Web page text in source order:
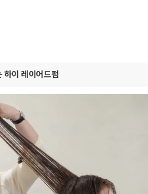
하이 레이어드펌